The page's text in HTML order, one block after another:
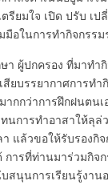
รียมใจ เปิด ปรับ เ
มือในการทำกิจกรร
ผู้ปกครอง ที่มาทำ
สียบรรยากาศการท
กกว่าการฝึกฝนตนเ
นการทำอาสาให้ลุล่
แล้วขอให้รับรองกิ
ารที่ท่านมาร่วมกิจก
สนุนการเรียนรู้งา